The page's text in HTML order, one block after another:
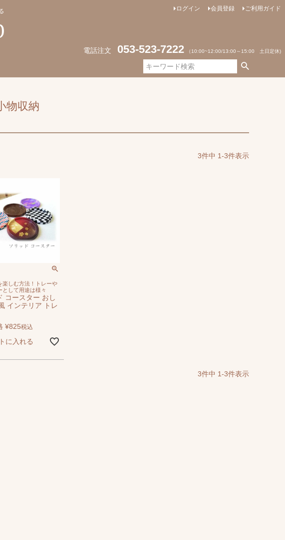
ログイン 会員登録 ご利用ガイド
電話注文 053-523-7222 （10:00~12:00/13:00～15:00 土日定休)
物収納
3件中 1-3件表示
楽しむ方法！トレーや
として用途は様々
コースター おし
インテリア トレ
¥825税込
に入れる
3件中 1-3件表示